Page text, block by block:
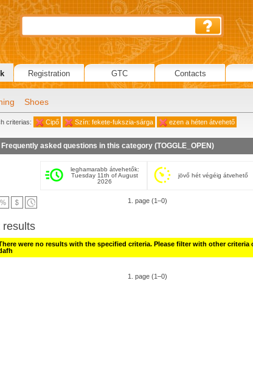
Shoes
criterias: Cipő Szín: fekete-fukszia-sárga ezen a héten átvehető
Frequently asked questions in this category (TOGGLE_OPEN)
leghamarabb átvehetők:
Tuesday 11th of August
2026
jövő hét végéig átvehető
1. page (1–0)
results
were no results with the specified criteria. Please filter with other criteria
1. page (1–0)
Registration GTC Contacts